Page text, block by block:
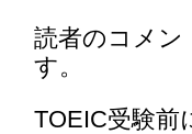
読者のコメン
す。
TOEIC受験前